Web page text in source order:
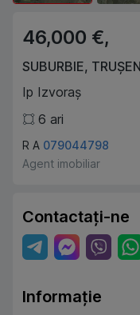
46,000 €,
SUBURBIE,
Ip Izvoraș
6 ari
R A 079044798
Agent imobiliar
Contactați-ne
Informație